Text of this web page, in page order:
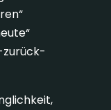
zurück-